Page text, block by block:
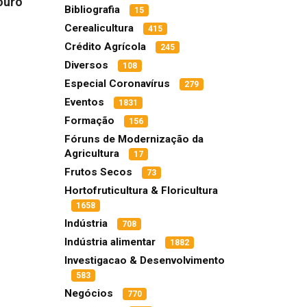
Bibliografia 15
Cerealicultura 415
Crédito Agrícola 245
Diversos 108
Especial Coronavírus 279
Eventos 1831
Formação 156
Fóruns de Modernização da
Agricultura
17
Frutos Secos 73
Hortofruticultura & Floricultura
1658
Indústria 708
Indústria alimentar 1882
Investigacao & Desenvolvimento
583
Negócios 770